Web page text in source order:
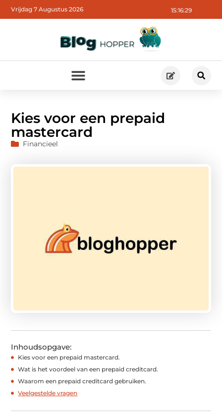
15:16:31
Vrijdag 7 Augustus 2026
Kies voor een prepaid
mastercard
Financieel
Inhoudsopgave:
Kies voor een prepaid mastercard.
Wat is het voordeel van een prepaid creditcard.
Waarom een prepaid creditcard gebruiken.
Veelgestelde vragen